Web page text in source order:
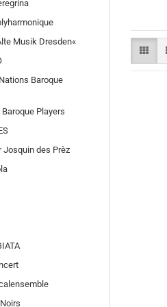
Musik Dresden«
Baroque
Players
Josquin des Prèz